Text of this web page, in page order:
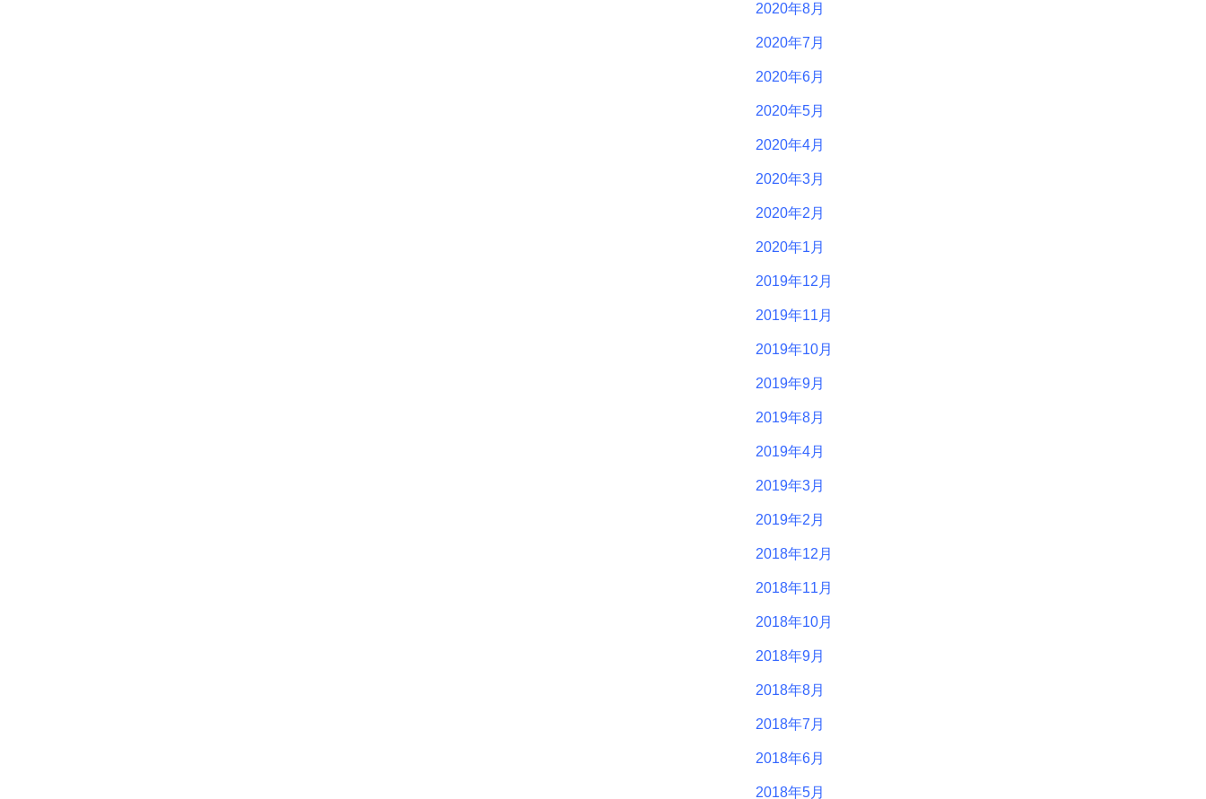
2020年8月
2020年7月
2020年6月
2020年5月
2020年4月
2020年3月
2020年2月
2020年1月
2019年12月
2019年11月
2019年10月
2019年9月
2019年8月
2019年4月
2019年3月
2019年2月
2018年12月
2018年11月
2018年10月
2018年9月
2018年8月
2018年7月
2018年6月
2018年5月